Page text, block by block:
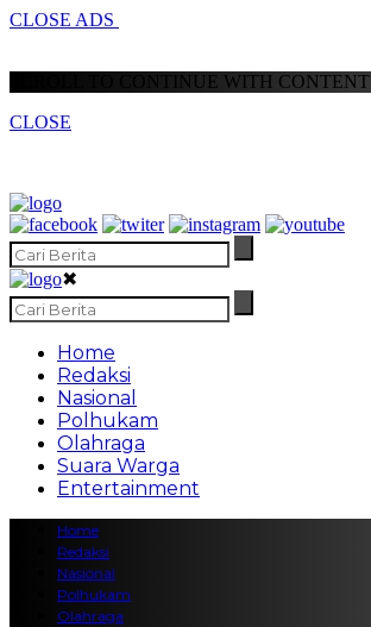
CLOSE ADS
SCROLL TO CONTINUE WITH CONTENT
CLOSE
✖
Home
Redaksi
Nasional
Polhukam
Olahraga
Suara Warga
Entertainment
Home
Redaksi
Nasional
Polhukam
Olahraga